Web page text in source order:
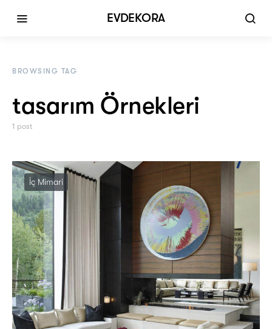
EVDEKORA
BROWSING TAG
tasarım Örnekleri
1 post
İç Mimari